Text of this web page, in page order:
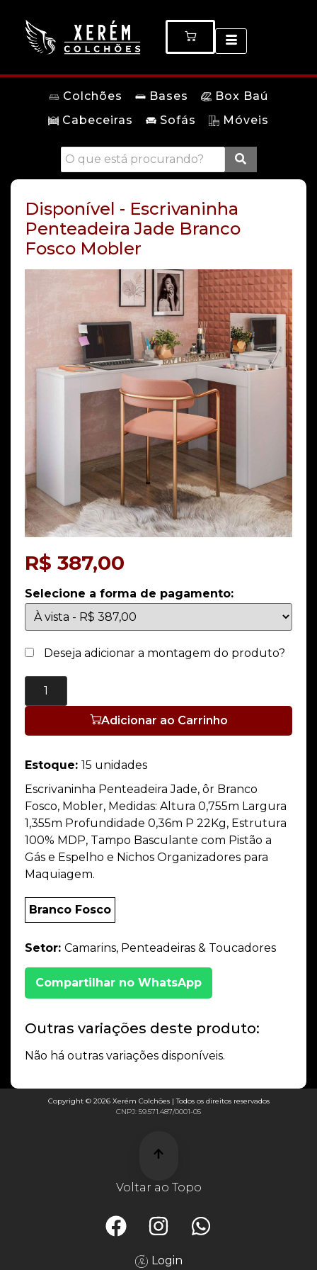
Colchões Bases
Box Baú
Cabeceiras
Sofás Móveis
Disponível - Escrivaninha
Penteadeira Jade Branco
Fosco Mobler
R$ 387,00
Selecione a forma de pagamento:
Deseja adicionar a montagem do produto?
Adicionar ao Carrinho
Estoque: 15 unidades
Escrivaninha Penteadeira Jade, ôr Branco
Fosco, Mobler, Medidas: Altura 0,755m Largura
1,355m Profundidade 0,36m P 22Kg, Estrutura
100% MDP, Tampo Basculante com Pistão a
Gás e Espelho e Nichos Organizadores para
Maquiagem.
Branco Fosco
Setor: Camarins, Penteadeiras & Toucadores
Compartilhar no WhatsApp
Outras variações deste produto:
Não há outras variações disponíveis.
Login
Voltar ao Topo
Copyright © 2026 Xerém Colchões | Todos os direitos reservados
CNPJ: 59.571.487/0001-05